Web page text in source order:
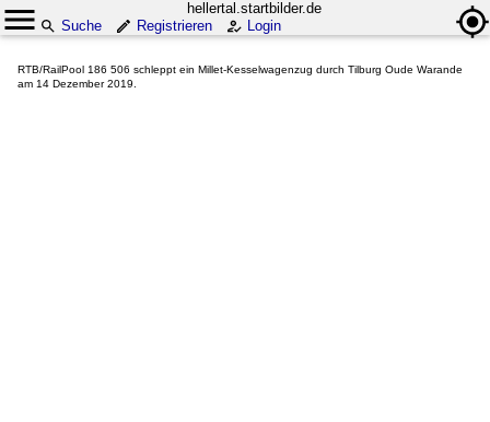
hellertal.startbilder.de
Suche
Registrieren Login
RTB/RailPool 186 506 schleppt ein Millet-Kesselwagenzug durch Tilburg Oude Warande
am 14 Dezember 2019.